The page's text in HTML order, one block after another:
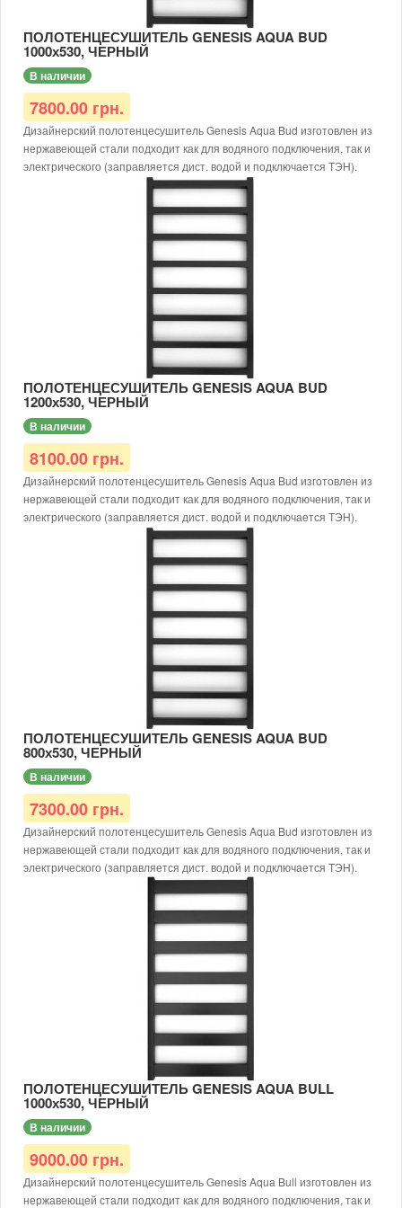
Для электрического исполнения дополнительно требуется
заправить теплоносителем и доукомплектовать ТЭНом.
ПОЛОТЕНЦЕСУШИТЕЛЬ GENESIS AQUA BUD
1000х530, ЧЕРНЫЙ
В наличии
7800.00 грн.
Дизайнерский полотенцесушитель Genesis Aqua Bud изготовлен из
нержавеющей стали подходит как для водяного подключения, так и
электрического (заправляется дист. водой и подключается ТЭН).
Размер: 1000х550х30
Тип: водяной/электрический
Доступные цвета: черный, белый, серый
Тип покраски: порошковая
Диаметр подключения: G1/2
Материал: нержавеющая сталь AISI 304
Рабочая температура: до 65 °С
Толщина металла: от 1,5 мм
Рабочее давление: 12 атм.
Для электрического исполнения дополнительно требуется
заправить теплоносителем и доукомплектовать ТЭНом.
ПОЛОТЕНЦЕСУШИТЕЛЬ GENESIS AQUA BUD
1200х530, ЧЕРНЫЙ
В наличии
8100.00 грн.
Дизайнерский полотенцесушитель Genesis Aqua Bud изготовлен из
нержавеющей стали подходит как для водяного подключения, так и
электрического (заправляется дист. водой и подключается ТЭН).
Размер: 1200х550х30
Тип: водяной/электрический
Доступные цвета: черный, белый, серый
Тип покраски: порошковая
Диаметр подключения: G1/2
Материал: нержавеющая сталь AISI 304
Рабочая температура: до 65 °С
Толщина металла: от 1,5 мм
Рабочее давление: 12 атм.
Для электрического исполнения дополнительно требуется
заправить теплоносителем и доукомплектовать ТЭНом.
ПОЛОТЕНЦЕСУШИТЕЛЬ GENESIS AQUA BUD
800х530, ЧЕРНЫЙ
В наличии
7300.00 грн.
Дизайнерский полотенцесушитель Genesis Aqua Bud изготовлен из
нержавеющей стали подходит как для водяного подключения, так и
электрического (заправляется дист. водой и подключается ТЭН).
Размер: 800х550х30
Тип: водяной/электрический
Доступные цвета: черный, белый, серый
Материал: нержавеющая сталь AISI 304
Рабочая температура: до 65 °С
Толщина металла: от 1,5 мм
Рабочее давление: 12 атм.
Для электрического исполнения дополнительно требуется
заправить теплоносителем и доукомплектовать ТЭНом.
ПОЛОТЕНЦЕСУШИТЕЛЬ GENESIS AQUA BULL
1000х530, ЧЕРНЫЙ
В наличии
9000.00 грн.
Дизайнерский полотенцесушитель Genesis Aqua Bull изготовлен из
нержавеющей стали подходит как для водяного подключения, так и